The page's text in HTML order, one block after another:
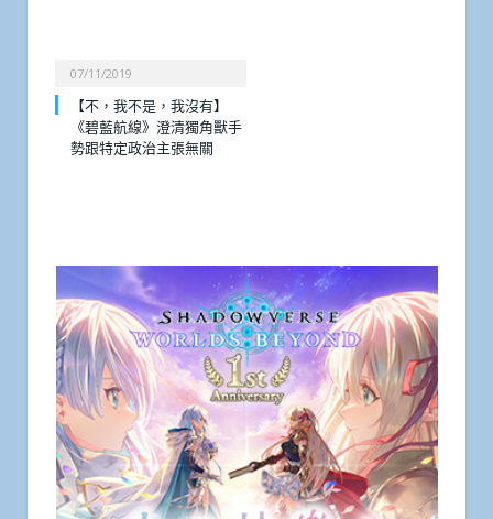
07/11/2019
【不，我不是，我沒有】
《碧藍航線》澄清獨角獸手
勢跟特定政治主張無關